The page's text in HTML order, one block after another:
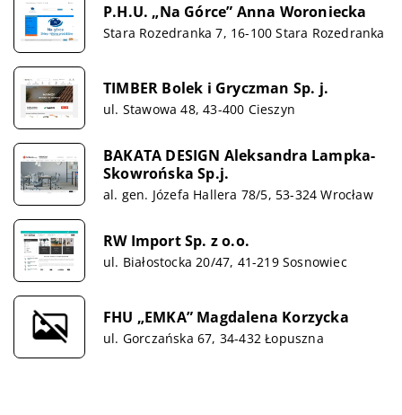
P.H.U. „Na Górce” Anna Woroniecka
Stara Rozedranka 7, 16-100 Stara Rozedranka
TIMBER Bolek i Gryczman Sp. j.
ul. Stawowa 48, 43-400 Cieszyn
BAKATA DESIGN Aleksandra Lampka-
Skowrońska Sp.j.
al. gen. Józefa Hallera 78/5, 53-324 Wrocław
RW Import Sp. z o.o.
ul. Białostocka 20/47, 41-219 Sosnowiec
FHU „EMKA” Magdalena Korzycka
ul. Gorczańska 67, 34-432 Łopuszna